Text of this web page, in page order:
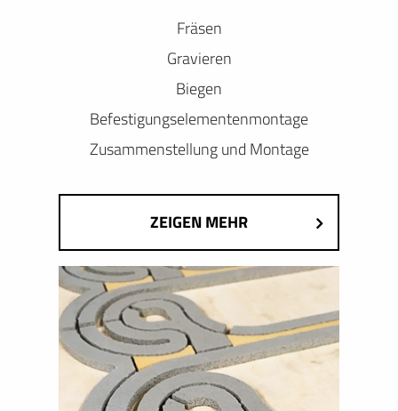
Fräsen
Gravieren
Biegen
Befestigungselementenmontage
Zusammenstellung und Montage
ZEIGEN MEHR